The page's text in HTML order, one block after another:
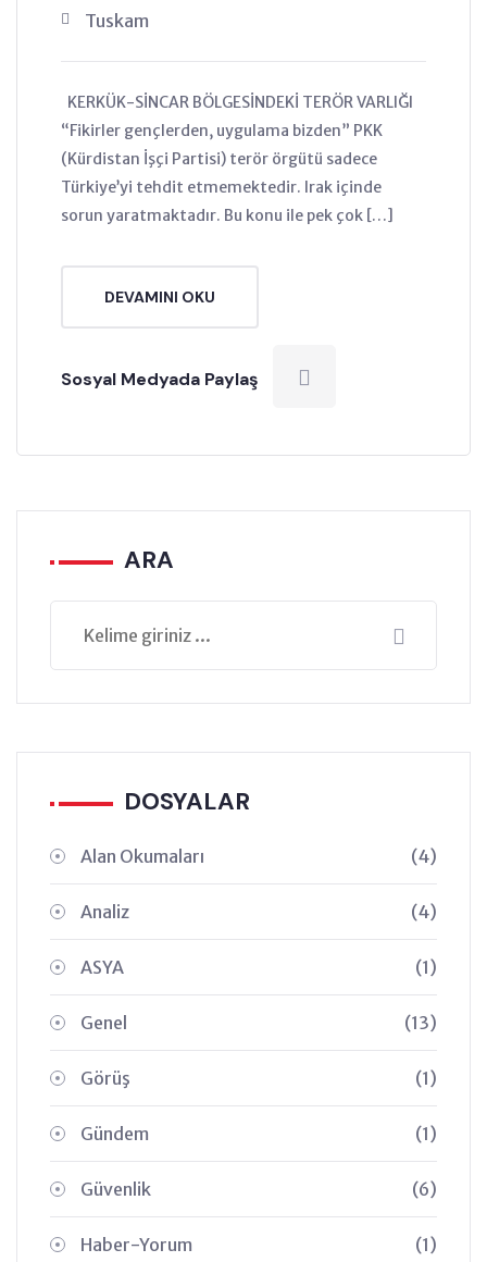
Tuskam
KERKÜK-SİNCAR BÖLGESİNDEKİ TERÖR VARLIĞI
“Fikirler gençlerden, uygulama bizden” PKK
(Kürdistan İşçi Partisi) terör örgütü sadece
Türkiye’yi tehdit etmemektedir. Irak içinde
sorun yaratmaktadır. Bu konu ile pek çok […]
DEVAMINI OKU
Sosyal Medyada Paylaş
ARA
DOSYALAR
Alan Okumaları (4)
Analiz (4)
ASYA (1)
Genel (13)
Görüş (1)
Gündem (1)
Güvenlik (6)
Haber-Yorum (1)